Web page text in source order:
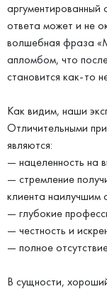
аргументированный
ответа может и не
волшебная фраза
апломбом, что
становится как-то
Как видим, наши
Отличительными
являются:
— нацеленность на
— стремление
клиента наилучшим
— глубокие
— честность и
— полное
В сущности,